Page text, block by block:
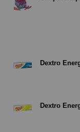
Dextro
Dextro